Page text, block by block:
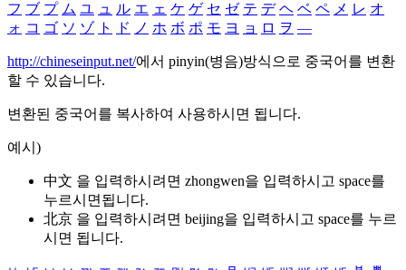
フ ブ プ ム ユ ュ ル エ ェ ケ ゲ セ ゼ テ デ ヘ ベ ペ メ レ オ
ォ コ ゴ ソ ゾ ト ド ノ ホ ボ ポ モ ヨ ョ ロ ヲ ―
http://chineseinput.net/에서 pinyin(병음)방식으로 중국어를 변환
할 수 있습니다.
변환된 중국어를 복사하여 사용하시면 됩니다.
예시)
中文 을 입력하시려면 zhongwen을 입력하시고 space를
누르시면됩니다.
北京 을 입력하시려면 beijing을 입력하시고 space를 누르
시면 됩니다.